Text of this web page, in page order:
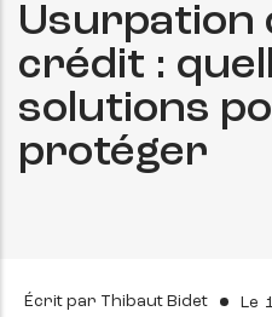
Usurpation
crédit :
solutions
protéger
Écrit par Thibaut Bidet Le